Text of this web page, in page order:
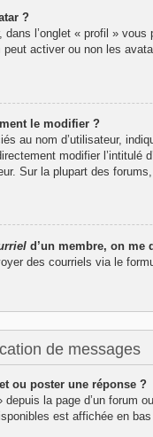
?
dans l’onglet « profil »
peut activer ou non les
le modifier ?
au nom d’utilisateur,
modifier l’intitulé
Sur la plupart des
d’un membre, on me
des courriels via le
de messages
ou poster une réponse ?
la page d’un forum
est affichée en